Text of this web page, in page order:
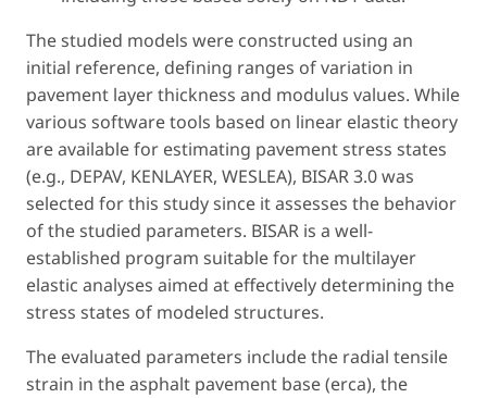
The studied models were constructed using an
initial reference, defining ranges of variation in
pavement layer thickness and modulus values. While
various software tools based on linear elastic theory
are available for estimating pavement stress states
(e.g., DEPAV, KENLAYER, WESLEA), BISAR 3.0 was
selected for this study since it assesses the behavior
of the studied parameters. BISAR is a well-
established program suitable for the multilayer
elastic analyses aimed at effectively determining the
stress states of modeled structures.
The evaluated parameters include the radial tensile
strain in the asphalt pavement base (erca), the